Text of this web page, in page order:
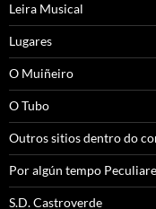
Leira Musical
Lugares
O Muiñeiro
O Tubo
Outros sitios dentro do
Por algún tempo
S.D. Castroverde